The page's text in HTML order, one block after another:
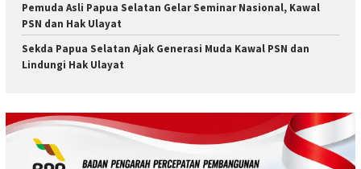
Pemuda Asli Papua Selatan Gelar Seminar Nasional, Kawal
PSN dan Hak Ulayat
Sekda Papua Selatan Ajak Generasi Muda Kawal PSN dan
Lindungi Hak Ulayat